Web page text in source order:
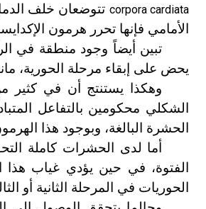
corpora cardiata تتوضعان خلف
الأمامي فإنها تحرر هرمون
تبين أيضاً وجود منطقة في
يحض على إبقاء مرحلة الحورية،
وهكذا يستنتج أن في كثير
الشكلي محكومين بالتفاعل
الحشرة البالغة، وبوجود هذا
أما لدى الحشرات كاملة
الفتوة، في حين يؤدي غياب
الحوريات في المرحلة الثانية أو